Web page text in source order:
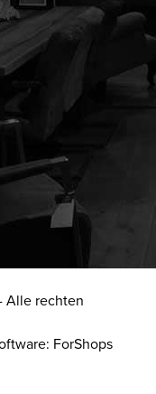
Alle rechten
ForShops